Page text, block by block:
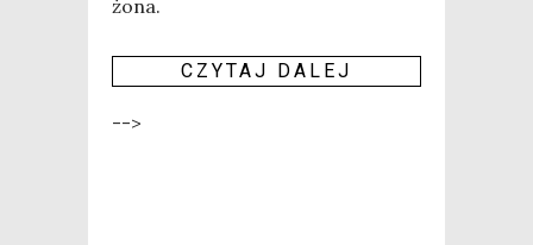
żona.
CZY­TAJ DALEJ
-->